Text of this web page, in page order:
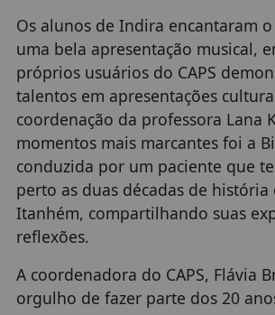
Os alunos de Indira encantaram
uma bela apresentação musical,
próprios usuários do CAPS
talentos em apresentações
coordenação da professora Lana
momentos mais marcantes foi a
conduzida por um paciente que
perto as duas décadas de história
Itanhém, compartilhando suas
reflexões.
A coordenadora do CAPS, Flávia
orgulho de fazer parte dos 20